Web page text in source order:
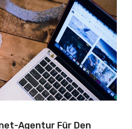
Agentur Für Den